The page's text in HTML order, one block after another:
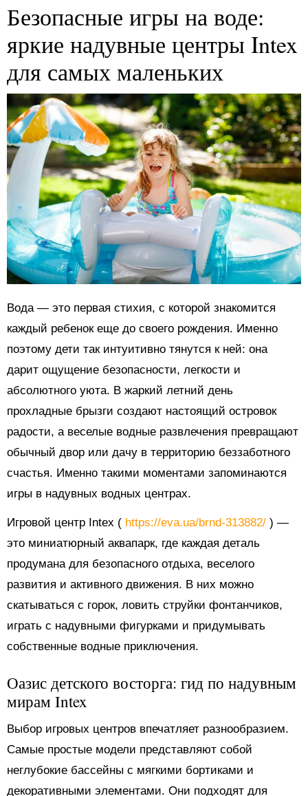
Безопасные игры на воде:
яркие надувные центры Intex
для самых маленьких
Вода — это первая стихия, с которой знакомится
каждый ребенок еще до своего рождения. Именно
поэтому дети так интуитивно тянутся к ней: она
дарит ощущение безопасности, легкости и
абсолютного уюта. В жаркий летний день
прохладные брызги создают настоящий островок
радости, а веселые водные развлечения превращают
обычный двор или дачу в территорию беззаботного
счастья. Именно такими моментами запоминаются
игры в надувных водных центрах.
Игровой центр Intex ( https://eva.ua/brnd-313882/ ) —
это миниатюрный аквапарк, где каждая деталь
продумана для безопасного отдыха, веселого
развития и активного движения. В них можно
скатываться с горок, ловить струйки фонтанчиков,
играть с надувными фигурками и придумывать
собственные водные приключения.
Оазис детского восторга: гид по надувным
мирам Intex
Выбор игровых центров впечатляет разнообразием.
Самые простые модели представляют собой
неглубокие бассейны с мягкими бортиками и
декоративными элементами. Они подходят для